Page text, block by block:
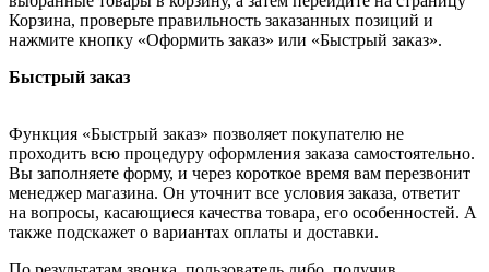
Корзина, проверьте правильность заказанных позиций и
нажмите кнопку «Оформить заказ» или «Быстрый заказ».
Быстрый заказ
Функция «Быстрый заказ» позволяет покупателю не
проходить всю процедуру оформления заказа самостоятельно.
Вы заполняете форму, и через короткое время вам перезвонит
менеджер магазина. Он уточнит все условия заказа, ответит
на вопросы, касающиеся качества товара, его особенностей. А
также подскажет о вариантах оплаты и доставки.